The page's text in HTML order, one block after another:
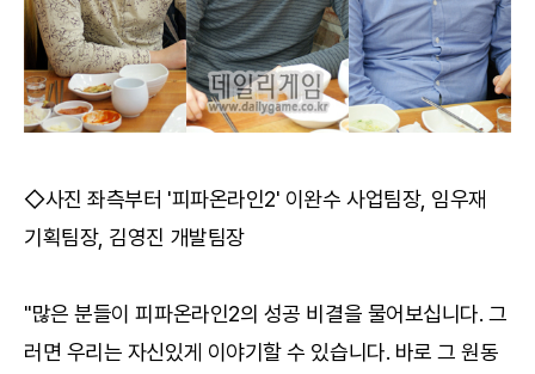
◇사진 좌측부터 '피파온라인2' 이완수 사업팀장, 임우재
기획팀장, 김영진 개발팀장
"많은 분들이 피파온라인2의 성공 비결을 물어보십니다. 그
러면 우리는 자신있게 이야기할 수 있습니다. 바로 그 원동